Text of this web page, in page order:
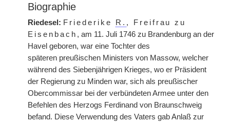
Biographie
Riedesel: Friederike R. , Freifrau zu
Eisenbach , am 11. Juli 1746 zu Brandenburg an der
Havel geboren, war eine Tochter des
späteren preußischen Ministers von Massow, welcher
während des Siebenjährigen Krieges, wo er Präsident
der Regierung zu Minden war, sich als preußischer
Obercommissar bei der verbündeten Armee unter den
Befehlen des Herzogs Ferdinand von Braunschweig
befand. Diese Verwendung des Vaters gab Anlaß zur